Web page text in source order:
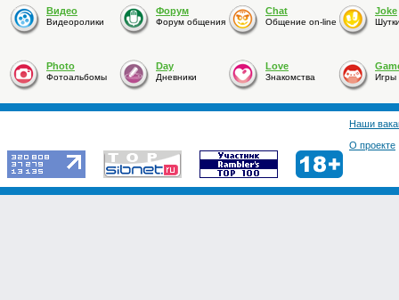
Видео
Видеоролики
Форум
Форум общения
Chat
Общение on-line
Joke
Photo
Фотоальбомы
Day
Дневники
Love
Знакомства Игры
Наши
О проекте